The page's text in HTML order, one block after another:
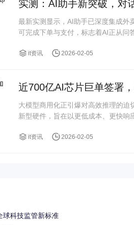
实测：AI助手新突破，对
最新实测显示，AI助手已深度集成外
可完成下单与支付，标志着AI正从问
it资讯 2026-02-05
近700亿AI芯片巨单签署
大模型商用化正引爆对高效推理的
新型硬件，旨在以更低成本、更快响
it资讯 2026-02-05
球科技监管新标准